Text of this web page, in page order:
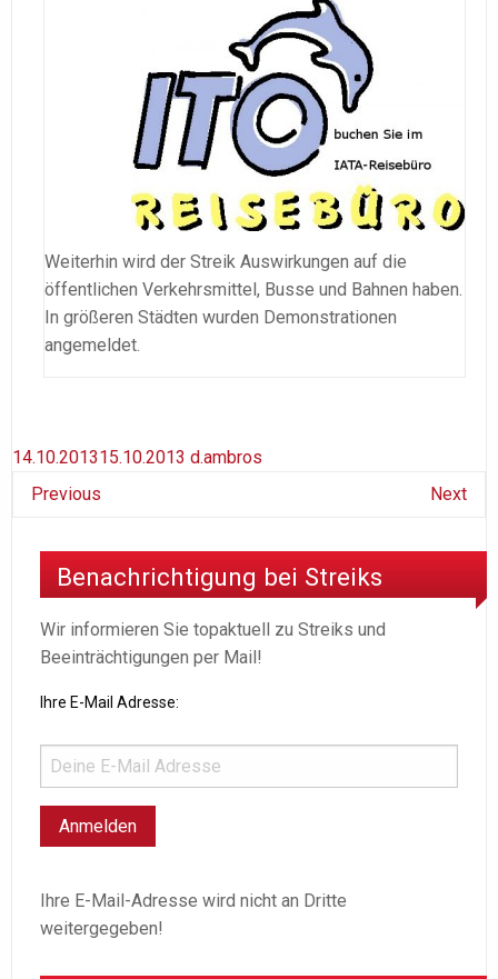
Weiterhin wird der Streik Auswirkungen auf die
öffentlichen Verkehrsmittel, Busse und Bahnen haben.
In größeren Städten wurden Demonstrationen
angemeldet.
14.10.201315.10.2013 d.ambros
Previous
Next
Benachrichtigung bei Streiks
Wir informieren Sie topaktuell zu Streiks und
Beeinträchtigungen per Mail!
Ihre E-Mail Adresse:
Ihre E-Mail-Adresse wird nicht an Dritte
weitergegeben!